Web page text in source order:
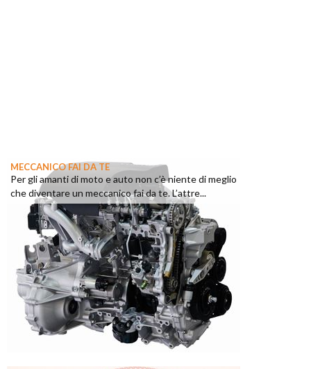
MECCANICO FAI DA TE
Per gli amanti di moto e auto non c’è niente di meglio
che diventare un meccanico fai da te. L’attre...